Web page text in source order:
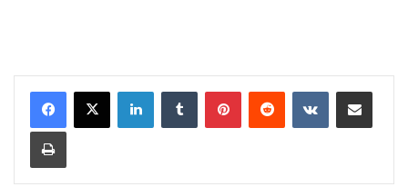
LinkedInTumblr PinterestReddit VKontakteShare via Email
Print